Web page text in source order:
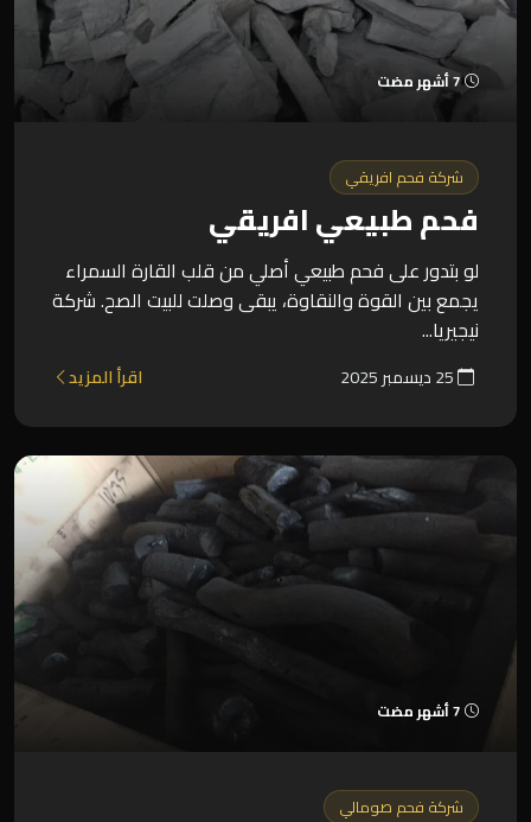
7 أشهر مضت
شركة فحم افريقي
فحم طبيعي افريقي
لو بتدور على فحم طبيعي أصلي من قلب القارة السمراء
يجمع بين القوة والنقاوة، يبقى وصلت للبيت الصح. شركة
نيجيريا...
اقرأ المزيد
7 أشهر مضت
شركة فحم صومالي